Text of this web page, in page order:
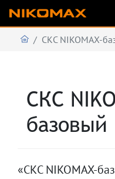
СКС NIKOMAX-
СКС
базовый
«СКС NIKOMAX-